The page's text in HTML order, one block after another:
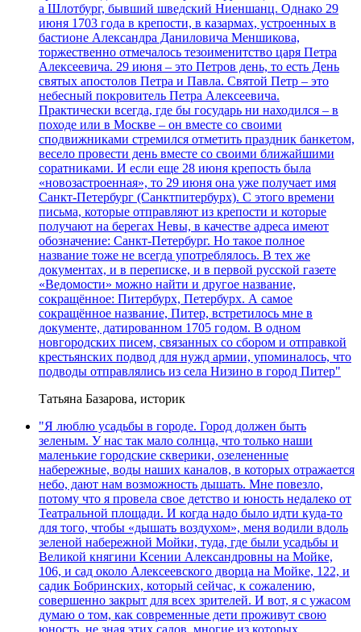
а Шлотбург, бывший шведский Ниеншанц. Однако 29
июня 1703 года в крепости, в казармах, устроенных в
бастионе Александра Даниловича Меншикова,
торжественно отмечалось тезоименитство царя Петра
Алексеевича. 29 июня – это Петров день, то есть День
святых апостолов Петра и Павла. Святой Петр – это
небесный покровитель Петра Алексеевича.
Практически всегда, где бы государь ни находился – в
походе или в Москве – он вместе со своими
сподвижниками стремился отметить праздник банкетом,
весело провести день вместе со своими ближайшими
соратниками. И если еще 28 июня крепость была
«новозастроенная», то 29 июня она уже получает имя
Санкт-Петербург (Санктпитербурх). С этого времени
письма, которые отправляют из крепости и которые
получают на берегах Невы, в качестве адреса имеют
обозначение: Санкт-Петербург. Но такое полное
название тоже не всегда употреблялось. В тех же
документах, и в переписке, и в первой русской газете
«Ведомости» можно найти и другое название,
сокращённое: Питербурх, Петербурх. А самое
сокращённое название, Питер, встретилось мне в
документе, датированном 1705 годом. В одном
новгородских писем, связанных со сбором и отправкой
крестьянских подвод для нужд армии, упоминалось, что
подводы отправлялись из села Низино в город Питер"
Татьяна Базарова, историк
"Я люблю усадьбы в городе. Город должен быть
зеленым. У нас так мало солнца, что только наши
маленькие городские скверики, озелененные
набережные, воды наших каналов, в которых отражается
небо, дают нам возможность дышать. Мне повезло,
потому что я провела свое детство и юность недалеко от
Театральной площади. И когда надо было идти куда-то
для того, чтобы «дышать воздухом», меня водили вдоль
зеленой набережной Мойки, туда, где были усадьбы и
Великой княгини Ксении Александровны на Мойке,
106, и сад около Алексеевского дворца на Мойке, 122, и
садик Бобринских, который сейчас, к сожалению,
совершенно закрыт для всех зрителей. И вот, я с ужасом
думаю о том, как современные дети проживут свою
юность, не зная этих садов, многие из которых